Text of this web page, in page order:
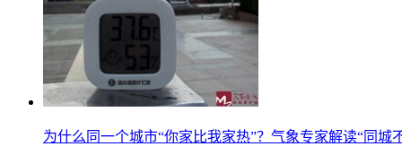
为什么同一个城市“你家比我家热”？气象专家解读“同城